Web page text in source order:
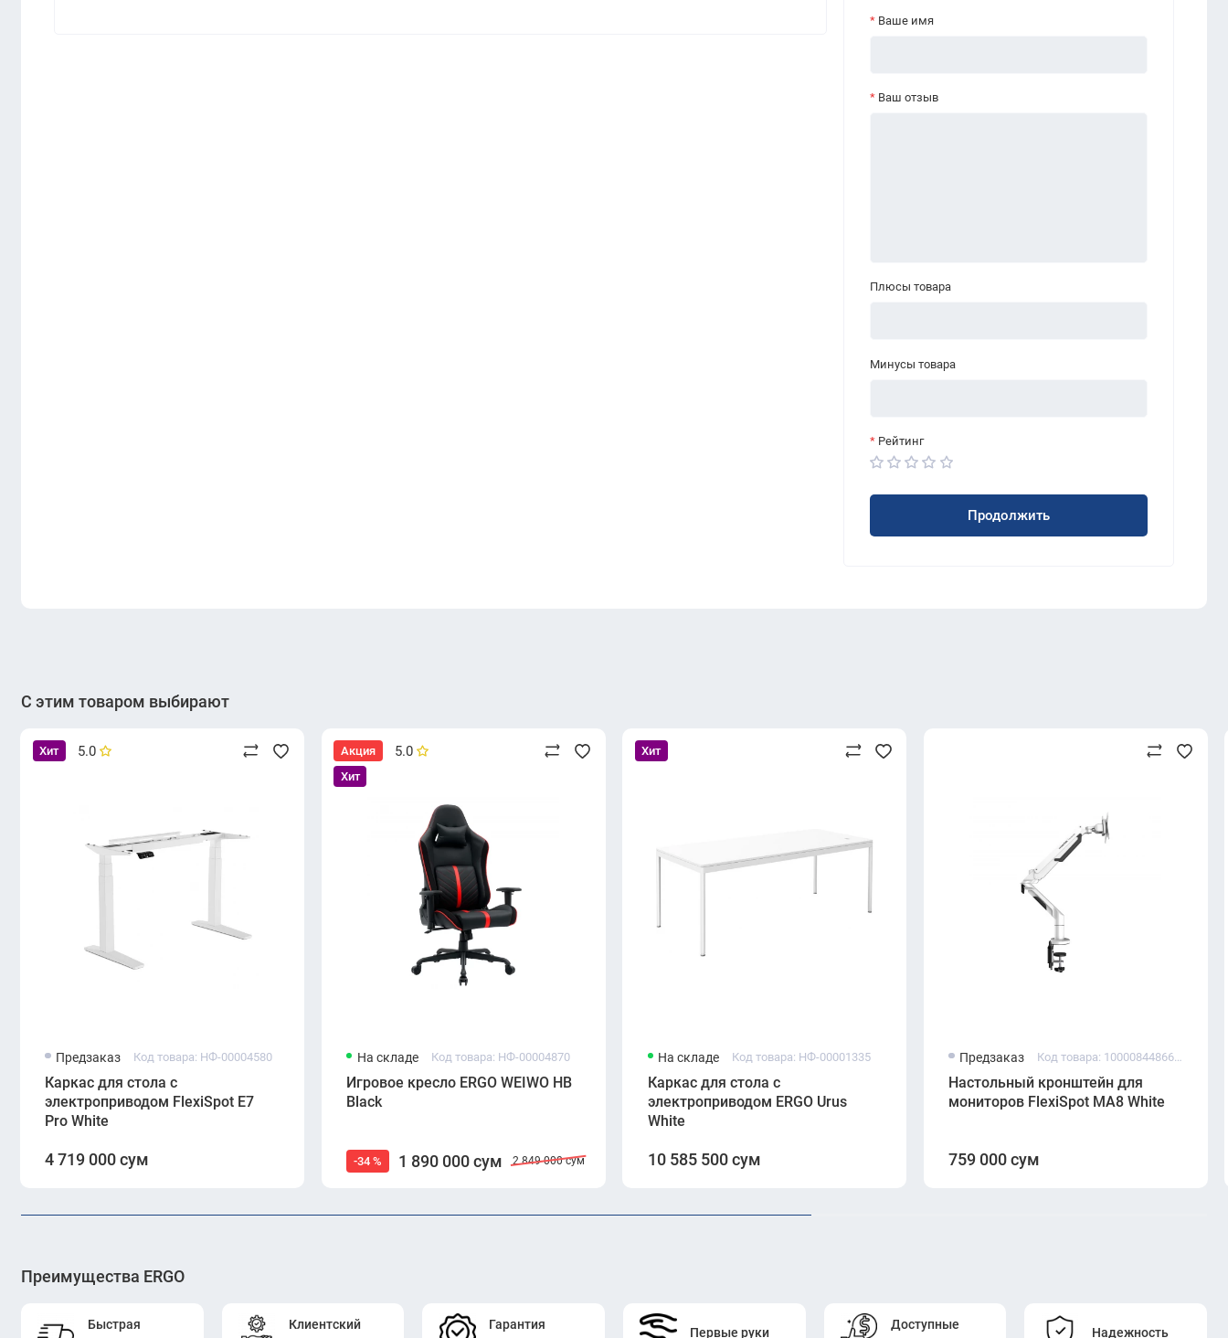
Ваше имя
Ваш отзыв
Плюсы товара
Минусы товара
Рейтинг
Продолжить
С этим товаром выбирают
Хит 5.0
Предзаказ Код товара: НФ-00004580
Каркас для стола с
электроприводом FlexiSpot E7
Pro White
4 719 000 сум
Акция
Хит
5.0
На складе Код товара: НФ-00004870
Игровое кресло ERGO WEIWO HB
Black
-34 % 1 890 000 сум 2 849 000 сум
Хит
На складе Код товара: НФ-00001335
Каркас для стола с
электроприводом ERGO Urus
White
10 585 500 сум
Предзаказ Код товара: 1000084486638
Настольный кронштейн для
мониторов FlexiSpot MA8 White
759 000 сум
Преимущества ERGO
Быстрая
Клиентский
Гарантия
Первые руки
Доступные
Надежность